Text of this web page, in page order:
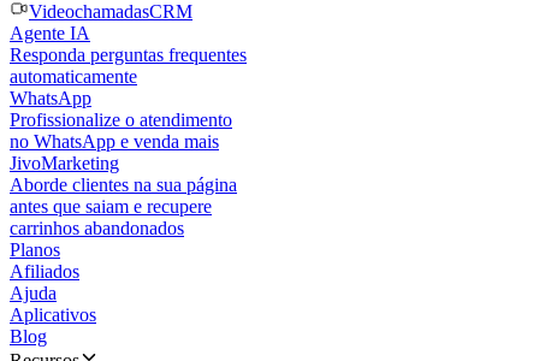
VideochamadasCRM
Agente IA
Responda perguntas frequentes
automaticamente
WhatsApp
Profissionalize o atendimento
no WhatsApp e venda mais
JivoMarketing
Aborde clientes na sua página
antes que saiam e recupere
carrinhos abandonados
Planos
Afiliados
Ajuda
Aplicativos
Blog